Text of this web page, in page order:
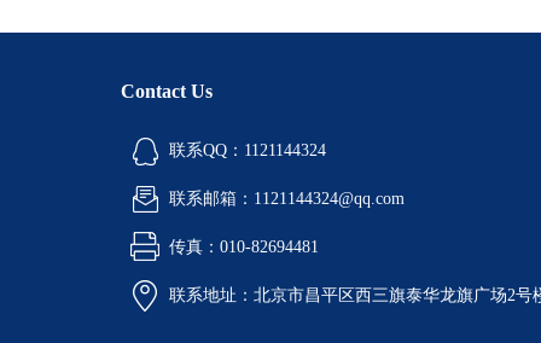
Contact Us
联系QQ：1121144324
联系邮箱：1121144324@qq.com
传真：010-82694481
联系地址：北京市昌平区西三旗泰华龙旗广场2号